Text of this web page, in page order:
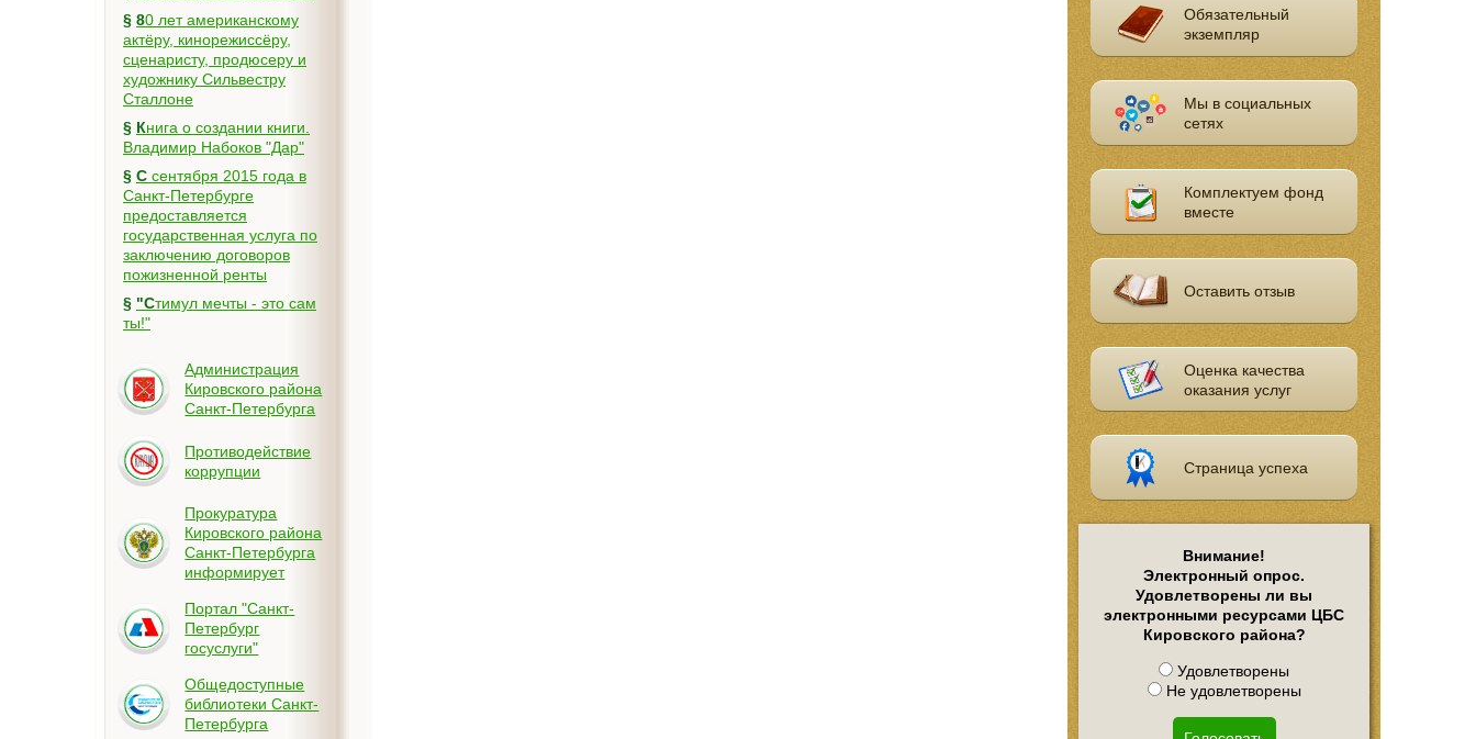
§ 80 лет американскому
актёру, кинорежиссёру,
сценаристу, продюсеру и
художнику Сильвестру
Сталлоне
§ Книга о создании книги.
Владимир Набоков "Дар"
§ С сентября 2015 года в
Санкт-Петербурге
предоставляется
государственная услуга по
заключению договоров
пожизненной ренты
§ "Стимул мечты - это сам
ты!"
Администрация
Кировского района
Санкт-Петербурга
Противодействие
коррупции
Прокуратура
Кировского района
Санкт-Петербурга
информирует
Портал "Санкт-
Петербург
госуслуги"
Общедоступные
библиотеки Санкт-
Петербурга
Обязательный
экземпляр
Мы в социальных
сетях
Комплектуем фонд
вместе
Оставить отзыв
Оценка качества
оказания услуг
Страница успеха
Внимание!
Электронный опрос.
Удовлетворены ли вы
электронными ресурсами ЦБС
Кировского района?
Удовлетворены
Не удовлетворены